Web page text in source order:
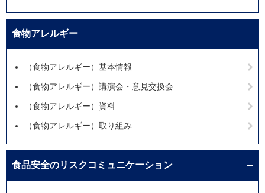
食物アレルギー
（食物アレルギー）基本情報
（食物アレルギー）講演会・意見交換会
（食物アレルギー）資料
（食物アレルギー）取り組み
食品安全のリスクコミュニケーション